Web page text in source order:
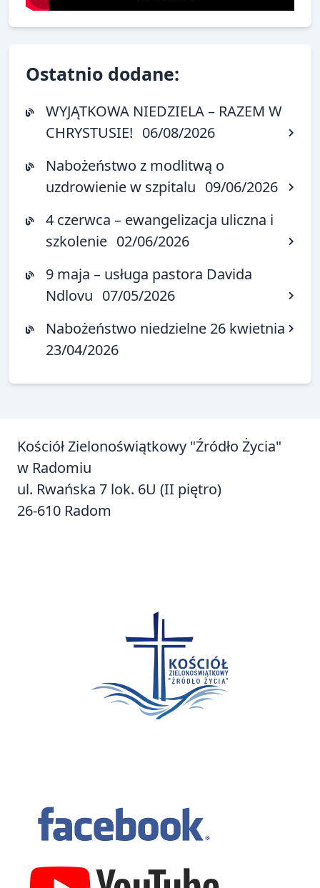
Ostatnio dodane:
WYJĄTKOWA NIEDZIELA – RAZEM W
CHRYSTUSIE! 06/08/2026
Nabożeństwo z modlitwą o
uzdrowienie w szpitalu 09/06/2026
4 czerwca – ewangelizacja uliczna i
szkolenie 02/06/2026
9 maja – usługa pastora Davida
Ndlovu 07/05/2026
Nabożeństwo niedzielne 26 kwietnia
23/04/2026
Kościół Zielonoświątkowy "Źródło Życia"
w Radomiu
ul. Rwańska 7 lok. 6U (II piętro)
26-610 Radom